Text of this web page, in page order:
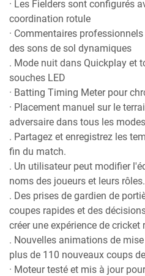
· Les Fielders sont configurés
coordination rotule
· Commentaires
des sons de sol dynamiques
. Mode nuit dans Quickplay et
souches LED
· Batting Timing Meter pour
· Placement manuel sur le
adversaire dans tous les modes
. Partagez et enregistrez les
fin du match.
. Un utilisateur peut modifier
noms des joueurs et leurs rôles.
. Des prises de gardien de
coupes rapides et des
créer une expérience de cricket
. Nouvelles animations de
plus de 110 nouveaux coups
· Moteur testé et mis à jour